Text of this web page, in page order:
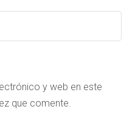
y web en este
que comente.